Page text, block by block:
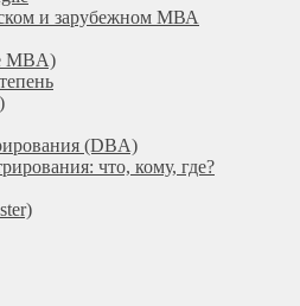
и зарубежном МВА
MBA)
(DBА)
что, кому, где?